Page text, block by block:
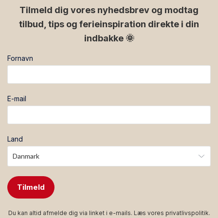
Tilmeld dig vores nyhedsbrev og modtag
tilbud, tips og ferieinspiration direkte i din
indbakke 🌞
Fornavn
E-mail
Land
Tilmeld
Du kan altid afmelde dig via linket i e-mails. Læs vores privatlivspolitik.